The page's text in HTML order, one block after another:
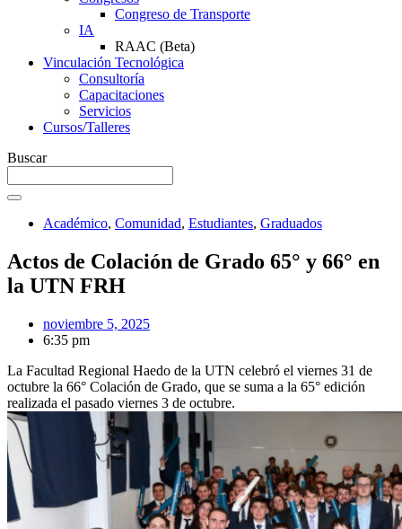
Congreso de Transporte
IA
RAAC (Beta)
Vinculación Tecnológica
Consultoría
Capacitaciones
Servicios
Cursos/Talleres
Buscar
Académico, Comunidad, Estudiantes, Graduados
Actos de Colación de Grado 65° y 66° en
la UTN FRH
noviembre 5, 2025
6:35 pm
La Facultad Regional Haedo de la UTN celebró el viernes 31 de
octubre la 66° Colación de Grado, que se suma a la 65° edición
realizada el pasado viernes 3 de octubre.